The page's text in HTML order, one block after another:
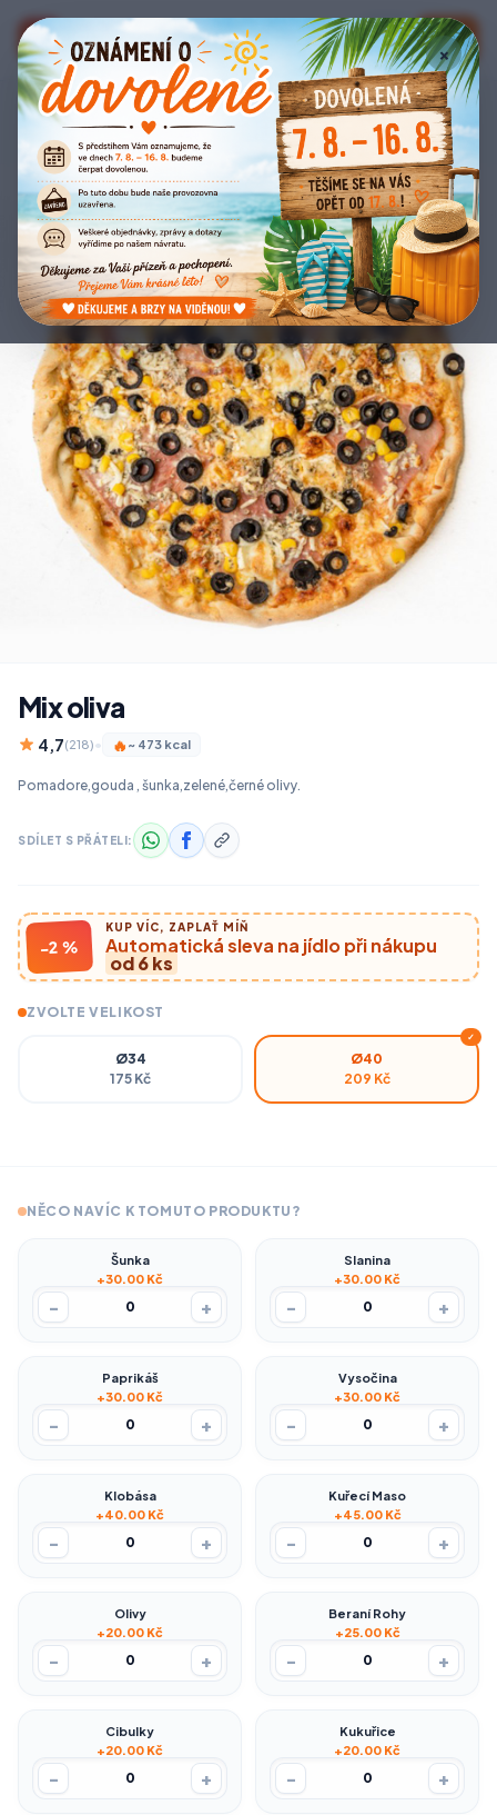
E Bistro Eden 📞 🔑
Zpět na nabídku
Mix oliva
4,7(218)• 🔥 ~ 473 kcal
Pomadore,gouda , šunka,zelené,černé olivy.
SDÍLET S PŘÁTELI:
-2 %
KUP VÍC, ZAPLAŤ MÍŇ
Automatická sleva na jídlo při nákupu
od 6 ks
ZVOLTE VELIKOST
Ø34
175 Kč
Ø40
209 Kč
✓
NĚCO NAVÍC K TOMUTO PRODUKTU?
Šunka
+30.00 Kč
- 0 +
Slanina
+30.00 Kč
- 0 +
Paprikáš
+30.00 Kč
- 0 +
Vysočina
+30.00 Kč
- 0 +
Klobása
+40.00 Kč
- 0 +
Kuřecí Maso
+45.00 Kč
- 0 +
Olivy
+20.00 Kč
- 0 +
Beraní Rohy
+25.00 Kč
- 0 +
Cibulky
+20.00 Kč
- 0 +
Kukuřice
+20.00 Kč
- 0 +
×